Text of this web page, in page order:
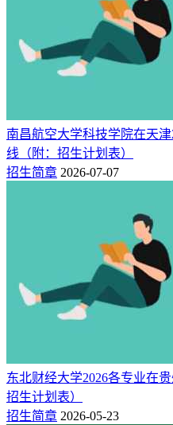
专业类别
应用化工技术
地质调查与矿产普查
3
工业互联网技术
材料成型及控制技术
3
信息安全技术应用
3
摄影测量与遥感技术
3
无人机应用技术
工程测量技术
邮政快递运营管理
3
电子商务
南昌航空大学科技学院在天
线（附：招生计划表）
招生简章 2026-07-07
东北财经大学2026各专业在
招生计划表）
招生简章 2026-05-23